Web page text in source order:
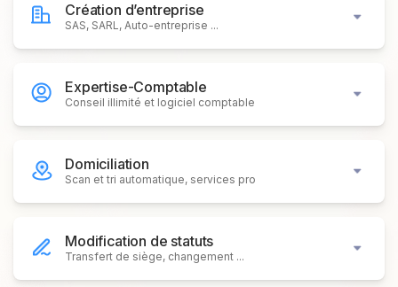
Création d’entreprise
SAS, SARL, Auto-entreprise ...
Expertise-Comptable
Conseil illimité et logiciel comptable
Domiciliation
Scan et tri automatique, services pro
Modification de statuts
Transfert de siège, changement ...